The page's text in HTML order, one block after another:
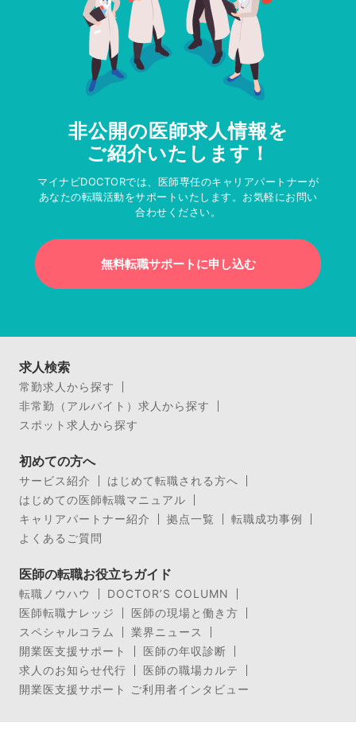
非公開の医師求人情報を
ご紹介いたします！
マイナビDOCTORでは、医師専任のキャリアパートナーが
あなたの転職活動をサポートいたします。お気軽にお問い
合わせください。
無料転職サポートに申し込む
求人検索
常勤求人から探す
非常勤（アルバイト）求人から探す
スポット求人から探す
初めての方へ
サービス紹介
はじめて転職される方へ
はじめての医師転職マニュアル
キャリアパートナー紹介
拠点一覧
転職成功事例
よくあるご質問
医師の転職お役立ちガイド
転職ノウハウ
DOCTOR’S COLUMN
医師転職ナレッジ
医師の現場と働き方
スペシャルコラム
業界ニュース
開業医支援サポート
医師の年収診断
求人のお知らせ代行
医師の職場カルテ
開業医支援サポート ご利用者インタビュー